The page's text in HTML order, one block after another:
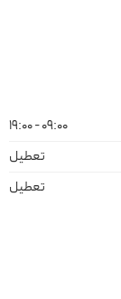
09:00 - 19:00
تعطیل
تعطیل